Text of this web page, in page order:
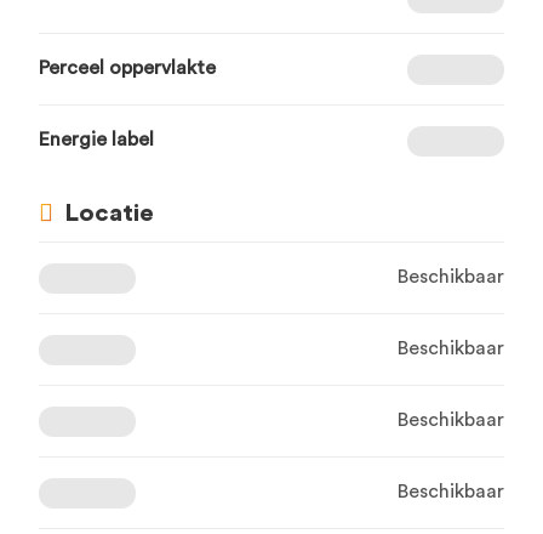
Perceel oppervlakte
Energie label
Locatie
Beschikbaar
Beschikbaar
Beschikbaar
Beschikbaar